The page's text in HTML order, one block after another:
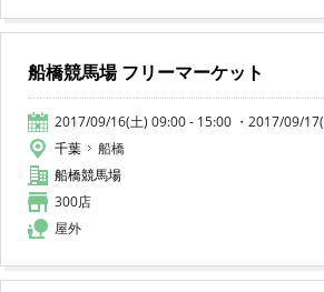
船橋競馬場 フリーマーケット
2017/09/16(土) 09:00 - 15:00 ・2017/09/
千葉
船橋
船橋競馬場
300店
屋外